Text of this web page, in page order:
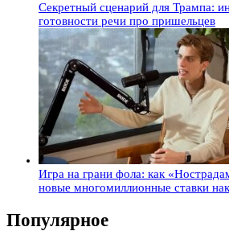
Секретный сценарий для Трампа:
готовности речи про пришельцев
Игра на грани фола: как
новые многомиллионные ставки
Популярное